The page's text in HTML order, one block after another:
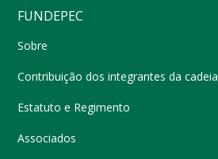
FUNDEPEC
Sobre
Contribuição dos integrantes da cadeia
Estatuto e Regimento
Associados